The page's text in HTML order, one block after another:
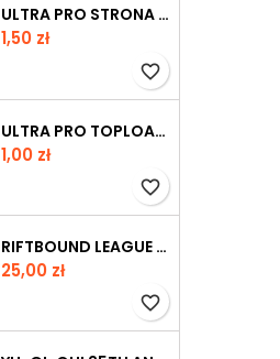
ULTRA PRO STRONA DO SEGREGATORA NA 9 KART PLATINUM
Cena
1,50 zł
favorite_border
ULTRA PRO TOPLOADER REGULAR CLEAR
Cena
1,00 zł
favorite_border
RIFTBOUND LEAGUE OF LEGENDS TCG - SPIRITFORGED BOOSTER
Cena
25,00 zł
favorite_border